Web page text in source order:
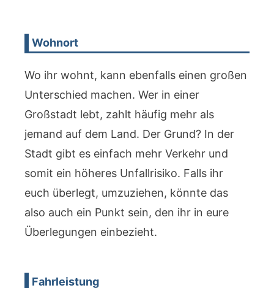
Wohnort
Wo ihr wohnt, kann ebenfalls einen großen
Unterschied machen. Wer in einer
Großstadt lebt, zahlt häufig mehr als
jemand auf dem Land. Der Grund? In der
Stadt gibt es einfach mehr Verkehr und
somit ein höheres Unfallrisiko. Falls ihr
euch überlegt, umzuziehen, könnte das
also auch ein Punkt sein, den ihr in eure
Überlegungen einbezieht.
Fahrleistung